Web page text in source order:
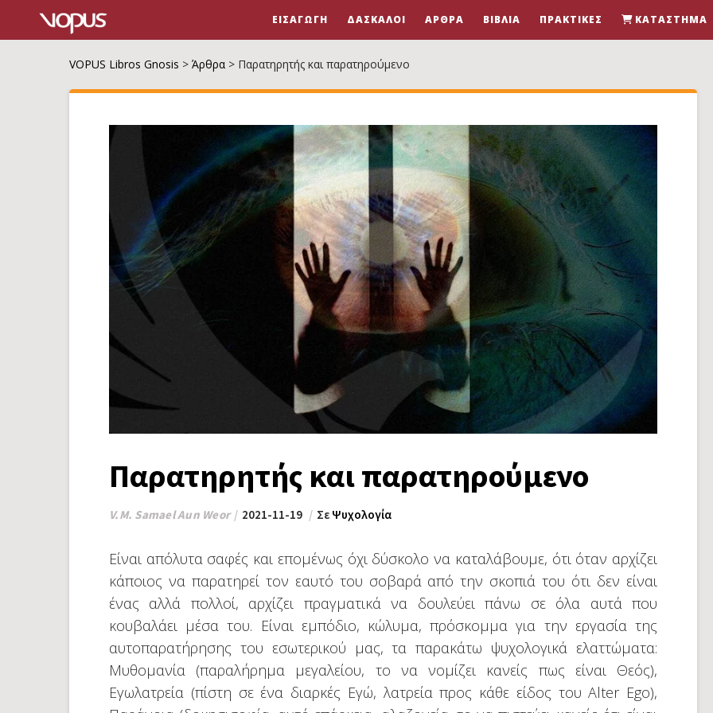
ΕΙΣΑΓΩΓΉ ΔΆΣΚΑΛΟΙ ΆΡΘΡΑ ΒΙΒΛΊΑ ΠΡΑΚΤΙΚΈΣ ΚΑΤΆΣΤΗΜΑ
VOPUS Libros Gnosis > Άρθρα > Παρατηρητής και παρατηρούμενο
Παρατηρητής και παρατηρούμενο
V.M. Samael Aun Weor 2021-11-19 Σε Ψυχολογία
Είναι απόλυτα σαφές και επομένως όχι δύσκολο να καταλάβουμε, ότι όταν αρχίζει
κάποιος να παρατηρεί τον εαυτό του σοβαρά από την σκοπιά του ότι δεν είναι
ένας αλλά πολλοί, αρχίζει πραγματικά να δουλεύει πάνω σε όλα αυτά που
κουβαλάει μέσα του. Είναι εμπόδιο, κώλυμα, πρόσκομμα για την εργασία της
αυτοπαρατήρησης του εσωτερικού μας, τα παρακάτω ψυχολογικά ελαττώματα:
Μυθομανία (παραλήρημα μεγαλείου, το να νομίζει κανείς πως είναι Θεός),
Εγωλατρεία (πίστη σε ένα διαρκές Εγώ, λατρεία προς κάθε είδος του Alter Ego),